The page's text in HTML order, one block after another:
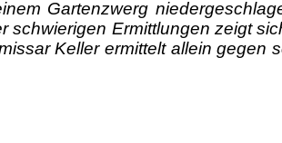
Gartenzwerg
Ermittlungen zeigt
Keller ermittelt allein gegen